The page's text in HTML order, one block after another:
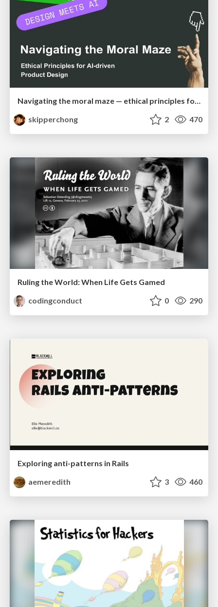
skipperchong
2 470
Ruling the World: When Life Gets Gamed
codingconduct
0 290
Exploring anti-patterns in Rails
aemeredith
3 460